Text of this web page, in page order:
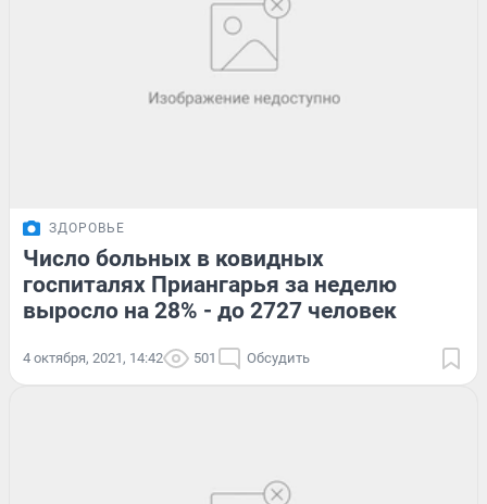
ЗДОРОВЬЕ
Число больных в ковидных
госпиталях Приангарья за неделю
выросло на 28% - до 2727 человек
4 октября, 2021, 14:42 501 Обсудить